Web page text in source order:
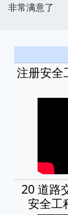
非常满意了
注册安全
20 道路
安全工